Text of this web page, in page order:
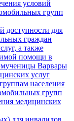
условий
групп
доступности для
граждан
а также
помощи в
Варвары
услуг
населения
групп
медицинских
для инвалидов